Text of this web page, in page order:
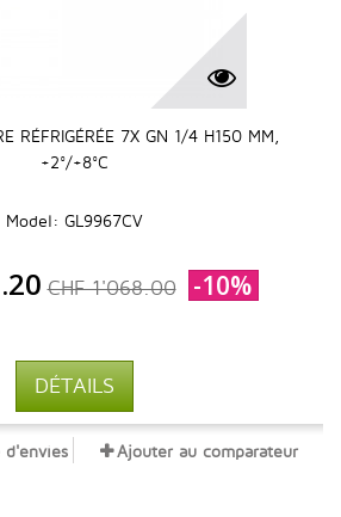
RÉFRIGÉRÉE 7X GN 1/4 H150 MM,
+2°/+8°C
Model: GL9967CV
CHF 1'068.00 -10%
DÉTAILS
Ajouter au comparateur